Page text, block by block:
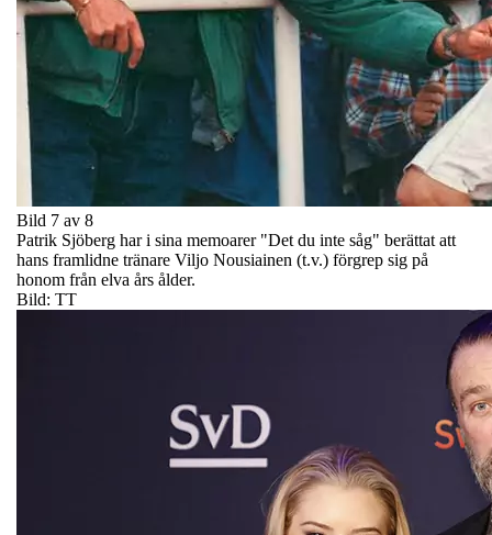
Bild 7 av 8
Patrik Sjöberg har i sina memoarer "Det du inte såg" berättat att
hans framlidne tränare Viljo Nousiainen (t.v.) förgrep sig på
honom från elva års ålder.
Bild: TT